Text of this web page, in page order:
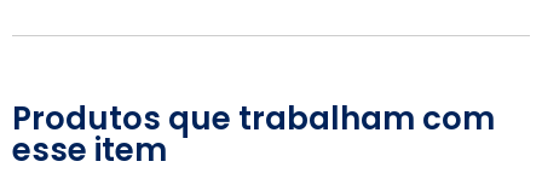
Produtos que trabalham com
esse item